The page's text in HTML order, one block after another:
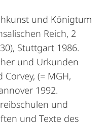
und Königtum
Reich, 2
Stuttgart 1986.
und Urkunden
(= MGH,
1992.
und
und Texte des